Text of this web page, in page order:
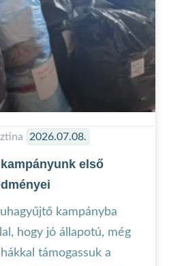
első
kampányba
hogy jó állapotú, még
támogassuk a
2026.07.08.